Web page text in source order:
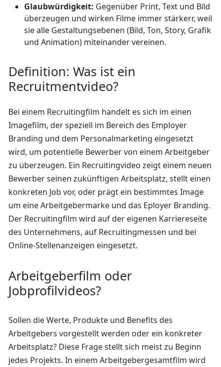
Glaubwürdigkeit: Gegenüber Print, Text und Bild
überzeugen und wirken Filme immer stärkerr, weil
sie alle Gestaltungsebenen (Bild, Ton, Story, Grafik
und Animation) miteinander vereinen.
Definition: Was ist ein
Recruitmentvideo?
Bei einem Recruitingfilm handelt es sich im einen
Imagefilm, der speziell im Bereich des Employer
Branding und dem Personalmarketing eingesetzt
wird, um potentielle Bewerber von einem Arbeitgeber
zu überzeugen. Ein Recruitingvideo zeigt einem neuen
Bewerber seinen zukünftigen Arbeitsplatz, stellt einen
konkreten Job vor, oder prägt ein bestimmtes Image
um eine Arbeitgebermarke und das Eployer Branding.
Der Recruitingfilm wird auf der eigenen Karriereseite
des Unternehmens, auf Recruitingmessen und bei
Online-Stellenanzeigen eingesetzt.
Arbeitgeberfilm oder
Jobprofilvideos?
Sollen die Werte, Produkte und Benefits des
Arbeitgebers vorgestellt werden oder ein konkreter
Arbeitsplatz? Diese Frage stellt sich meist zu Beginn
jedes Projekts. In einem Arbeitgebergesamtfilm wird